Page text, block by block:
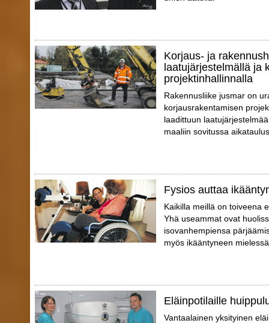
Korjaus- ja
laatujärjestelmällä ja
projektinhallinnalla
Rakennusliike jusmar on
korjausrakentamisen
laadittuun
maaliin sovitussa
Fysios auttaa
Kaikilla meillä on toiveena
Yhä useammat ovat
isovanhempiensa
myös ikääntyneen
Eläinpotilaille
Vantaalainen yksityinen